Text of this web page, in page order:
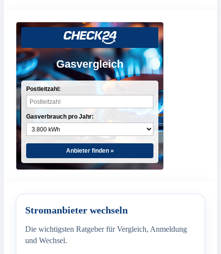
Gasvergleich
Postleitzahl:
Gasverbrauch pro Jahr:
Anbieter finden »
Stromanbieter wechseln
Die wichtigsten Ratgeber für Vergleich, Anmeldung
und Wechsel.